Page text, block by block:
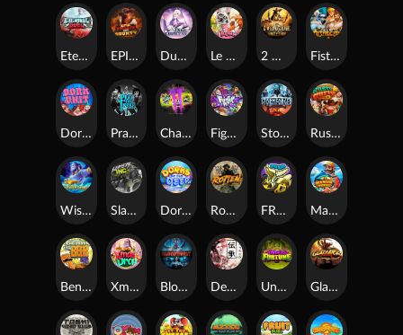
Eternal Duel EPIC BULLETS & BOUNTY Dusk Princess Le Bunny 2 Wild 2 Die Fist Of Destruction
Dork Unit Pray for Three Chaos Crew 2 Fighter Pit Stormforged Rusty & Curly
Wishbringer Slayers Inc Dorks of The Deep Rotten FRKN Bananas Marlin Master
Benny The Beer Xmas Drop Bloodthirst Densho Undead Fortune Gladiator Legends